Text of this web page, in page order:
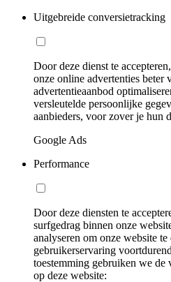
Uitgebreide conversietracking
Door deze dienst te
onze online advertenties beter
advertentieaanbod
versleutelde persoonlijke
aanbieders, voor zover je hun
Google Ads
Performance
Door deze diensten te
surfgedrag binnen onze
analyseren om onze website
gebruikerservaring
toestemming gebruiken we de
op deze website: